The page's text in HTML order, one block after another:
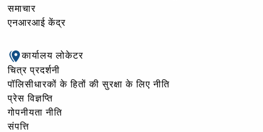
समाचार
एनआरआई केंद्र
कार्यालय लोकेटर
चित्र प्रदर्शनी
पॉलिसीधारकों के हितों की सुरक्षा के लिए नीति
प्रेस विज्ञप्ति
गोपनीयता नीति
संपत्ति